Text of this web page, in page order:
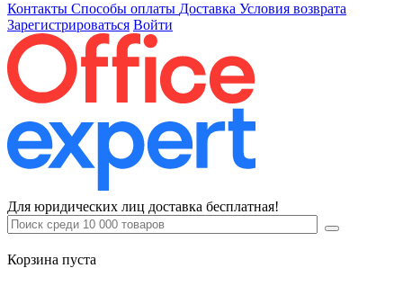
Контакты Способы оплаты Доставка Условия возврата
Зарегистрироваться Войти
Для юридических лиц доставка бесплатная!
Корзина пуста